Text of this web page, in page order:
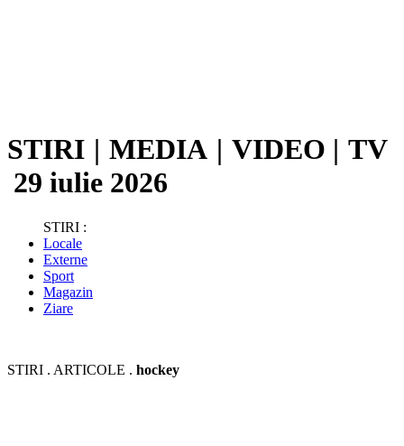
STIRI | MEDIA | VIDEO | TV
29 iulie 2026
STIRI :
Locale
Externe
Sport
Magazin
Ziare
STIRI . ARTICOLE . hockey